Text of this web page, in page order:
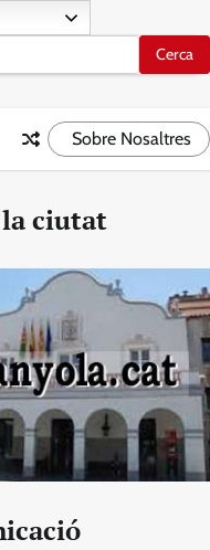
Sobre Nosaltres
ciutat